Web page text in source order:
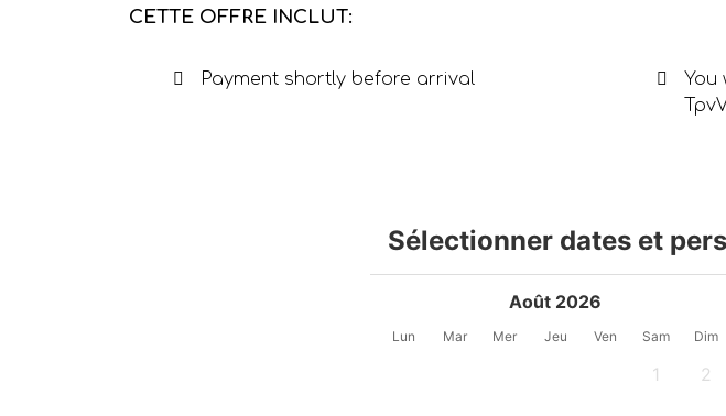
CETTE OFFRE INCLUT:
Payment shortly before arrival
You
Sélectionner dates et
Août 2026
Lun Mar Mer Jeu Ven Sam Dim
1 2